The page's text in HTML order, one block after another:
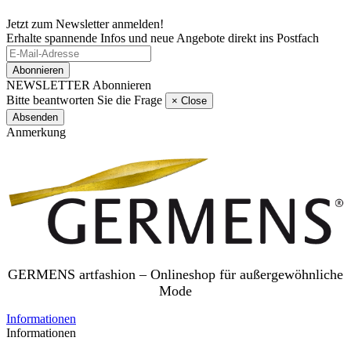
Jetzt zum Newsletter anmelden!
Erhalte spannende Infos und neue Angebote direkt ins Postfach
Abonnieren
NEWSLETTER Abonnieren
Bitte beantworten Sie die Frage
× Close
Absenden
Anmerkung
GERMENS artfashion – Onlineshop für außergewöhnliche
Mode
Informationen
Informationen